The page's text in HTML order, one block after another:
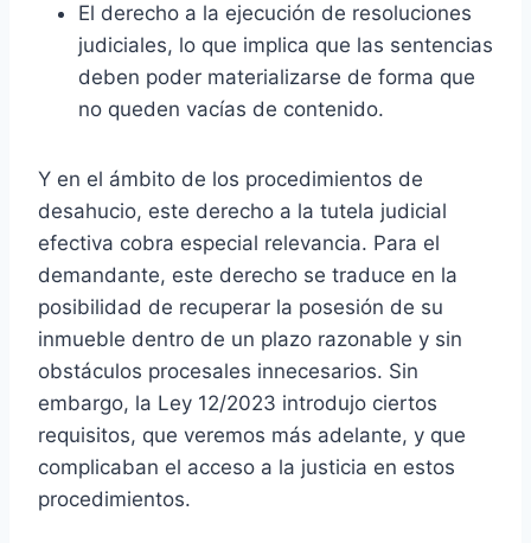
El derecho a la ejecución de resoluciones
judiciales, lo que implica que las sentencias
deben poder materializarse de forma que
no queden vacías de contenido.
Y en el ámbito de los procedimientos de
desahucio, este derecho a la tutela judicial
efectiva cobra especial relevancia. Para el
demandante, este derecho se traduce en la
posibilidad de recuperar la posesión de su
inmueble dentro de un plazo razonable y sin
obstáculos procesales innecesarios. Sin
embargo, la Ley 12/2023 introdujo ciertos
requisitos, que veremos más adelante, y que
complicaban el acceso a la justicia en estos
procedimientos.